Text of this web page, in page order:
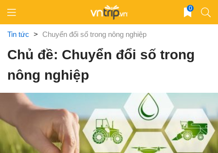
content
0
Tin tức > Chuyển đổi số trong nông nghiệp
Chủ đề: Chuyển đổi số trong
nông nghiệp